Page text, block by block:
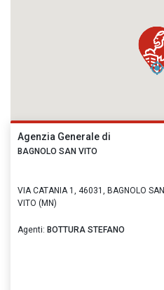
Agenzia Generale di
BAGNOLO SAN VITO
VIA CATANIA 1, 46031, BAGNOLO SAN
VITO (MN)
Agenti: BOTTURA STEFANO